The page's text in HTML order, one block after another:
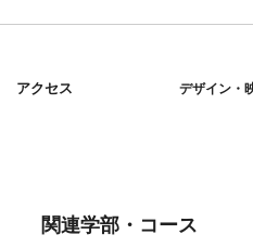
アクセス デザイン・
関連学部・コース